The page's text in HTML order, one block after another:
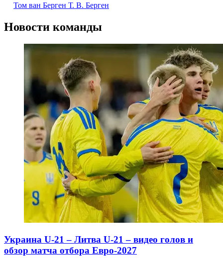
Том ван Берген Т. В. Берген
Новости команды
Украина U-21 – Литва U-21 – видео голов и
обзор матча отбора Евро-2027